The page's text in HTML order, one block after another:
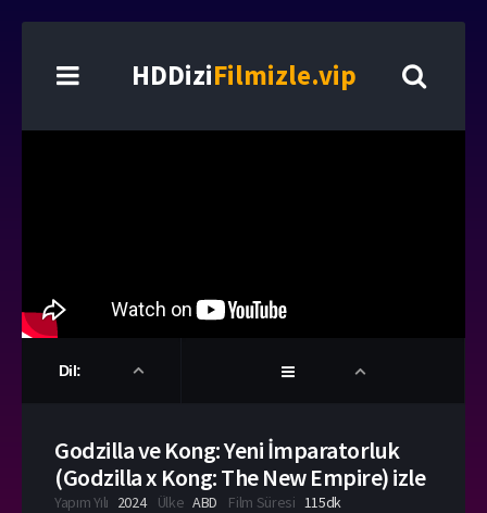
HDDiziFilmizle.vip
Dil:
Godzilla ve Kong: Yeni İmparatorluk
(Godzilla x Kong: The New Empire) izle
Yapım Yılı 2024 Ülke ABD Film Süresi 115dk